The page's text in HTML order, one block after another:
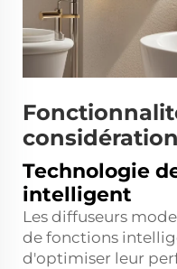
Technologie
intelligent
Les diffuseurs
de fonctions
d'optimiser leur